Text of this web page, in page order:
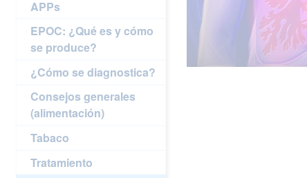
APPs
EPOC: ¿Qué es y cómo
se produce?
¿Cómo se diagnostica?
Consejos generales
(alimentación)
Tabaco
Tratamiento